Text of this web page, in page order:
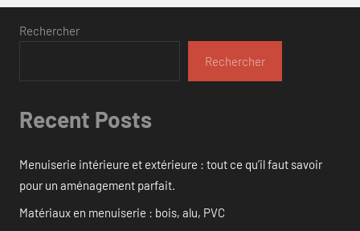
Rechercher
Rechercher
Recent Posts
Menuiserie intérieure et extérieure : tout ce qu’il faut savoir
pour un aménagement parfait.
Matériaux en menuiserie : bois, alu, PVC